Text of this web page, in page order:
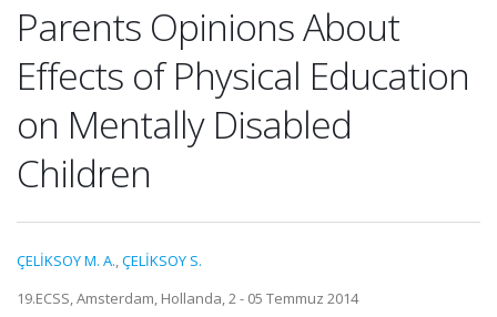
Parents Opinions About
Effects of Physical Education
on Mentally Disabled
Children
ÇELİKSOY M. A.,ÇELİKSOY S.
19.ECSS, Amsterdam, Hollanda, 2 - 05 Temmuz 2014